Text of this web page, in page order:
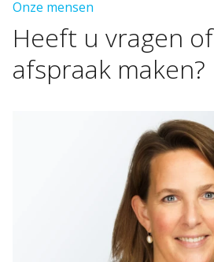
Onze mensen
Heeft u vragen of
afspraak maken?